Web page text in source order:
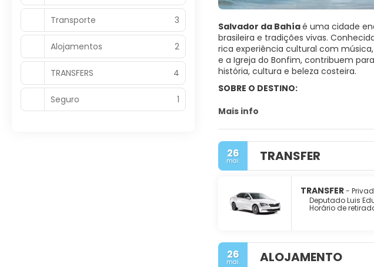
SOBRE O DESTINO:
Salvador da Bahíaé uma cidade
brasileira e tradições vivas.
rica experiência cultural com
e a Igreja do Bonfim, contribuem
história, cultura e beleza costeira.
Mais info
26
mai. TRANSFER
TRANSFER-
Deputado Luis
Horário de
26
mai. ALOJAMENTO
Transporte 3
Alojamentos 2
TRANSFERS 4
Seguro 1